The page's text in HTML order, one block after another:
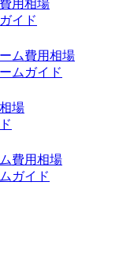
用相場
イド
ム費用相場
ムガイド
場
費用相場
ガイド